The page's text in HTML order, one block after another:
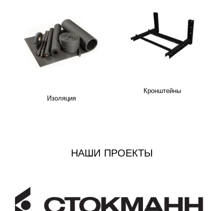
Изоляция
Кронштейны
НАШИ ПРОЕКТЫ